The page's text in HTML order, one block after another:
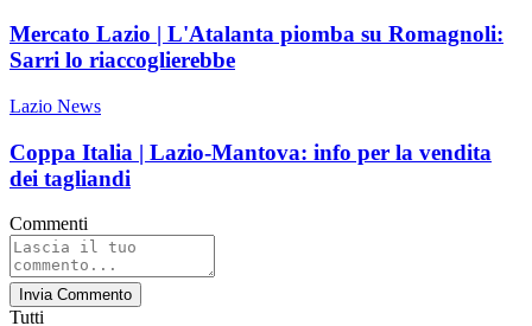
Mercato Lazio | L'Atalanta piomba su Romagnoli:
Sarri lo riaccoglierebbe
Lazio News
Coppa Italia | Lazio-Mantova: info per la vendita
dei tagliandi
Commenti
Invia Commento
Tutti